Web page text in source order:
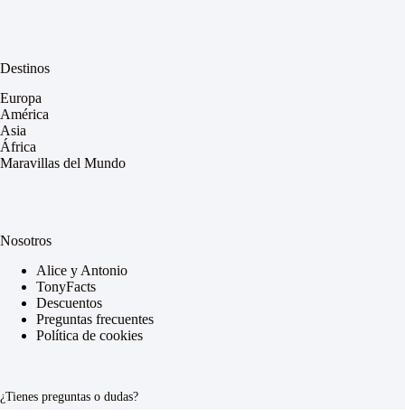
Destinos
Europa
América
Asia
África
Maravillas del Mundo
Nosotros
Alice y Antonio
TonyFacts
Descuentos
Preguntas frecuentes
Política de cookies
¿Tienes preguntas o dudas?